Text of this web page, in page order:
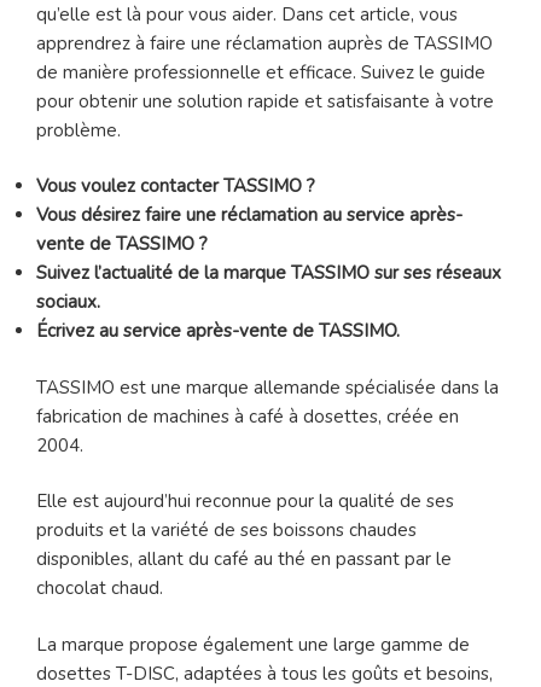
qu’elle est là pour vous aider. Dans cet article, vous
apprendrez à faire une réclamation auprès de TASSIMO
de manière professionnelle et efficace. Suivez le guide
pour obtenir une solution rapide et satisfaisante à votre
problème.
Vous voulez contacter TASSIMO ?
Vous désirez faire une réclamation au service après-
vente de TASSIMO ?
Suivez l’actualité de la marque TASSIMO sur ses réseaux
sociaux.
Écrivez au service après-vente de TASSIMO.
TASSIMO est une marque allemande spécialisée dans la
fabrication de machines à café à dosettes, créée en
2004.
Elle est aujourd’hui reconnue pour la qualité de ses
produits et la variété de ses boissons chaudes
disponibles, allant du café au thé en passant par le
chocolat chaud.
La marque propose également une large gamme de
dosettes T-DISC, adaptées à tous les goûts et besoins,